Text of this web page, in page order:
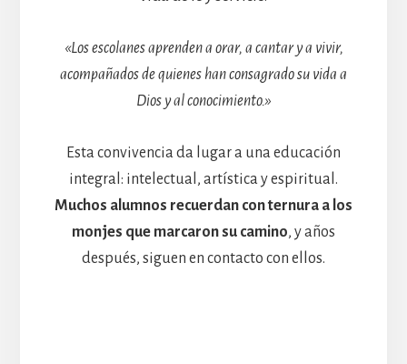
«Los escolanes aprenden a orar, a cantar y a vivir,
acompañados de quienes han consagrado su vida a
Dios y al conocimiento.»
Esta convivencia da lugar a una educación
integral: intelectual, artística y espiritual.
Muchos alumnos recuerdan con ternura a los
monjes que marcaron su camino, y años
después, siguen en contacto con ellos.